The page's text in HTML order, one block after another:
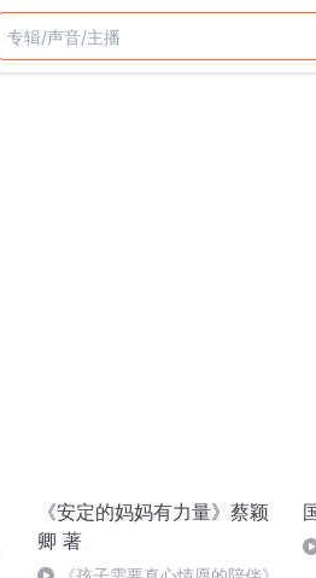
《安定的妈妈有力量》蔡颖
卿 著